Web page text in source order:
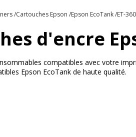
Cartouches Epson Epson EcoTank ET-
d'encre
compatibles avec votre
Epson EcoTank de haute qualité.